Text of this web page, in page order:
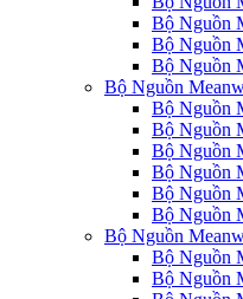
Bộ Nguồn
Bộ Nguồn
Bộ Nguồn
Bộ Nguồn
Bộ Nguồn
Bộ Nguồn
Bộ Nguồn
Bộ Nguồn
Bộ Nguồn
Bộ Nguồn
Bộ Nguồn
Bộ Nguồn
Bộ Nguồn